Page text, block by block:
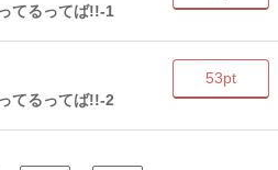
てるってば!!-1
てるってば!!-2
53pt